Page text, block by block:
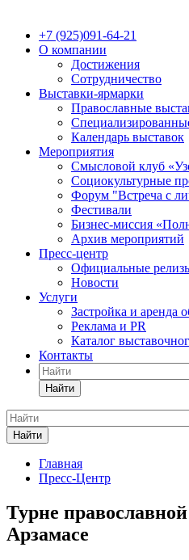
+7 (925)091-64-21
О компании
Достижения
Сотрудничество
Выставки-ярмарки
Православные
Календарь выставок
Мероприятия
Смысловой клуб
Социокультурные
Форум "Встреча с
Фестивали
Бизнес-миссия
Архив мероприятий
Пресс-центр
Официальные
Новости
Услуги
Застройка и аренда
Реклама и PR
Каталог
Контакты
Найти
Найти
Главная
Пресс-Центр
Турне
Арзамасе